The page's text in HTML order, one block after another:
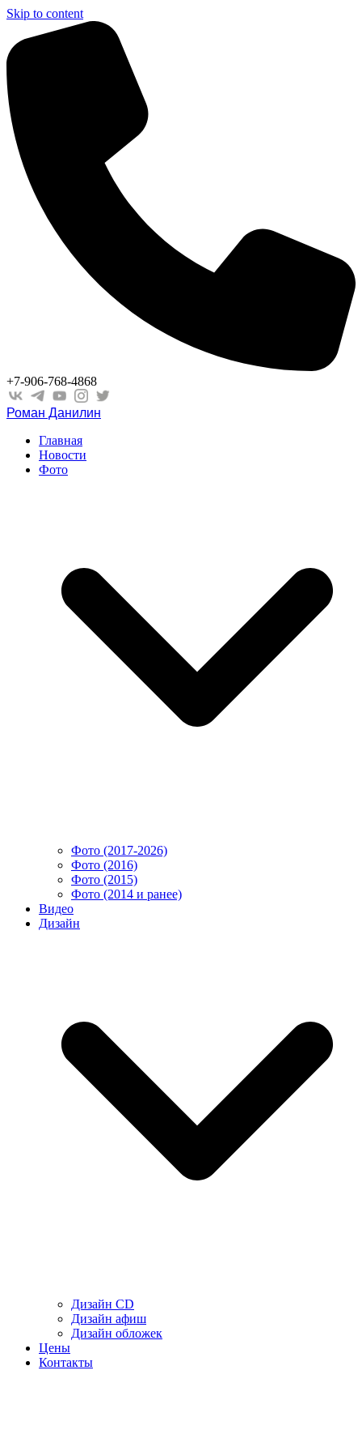
Skip to content
+7-906-768-4868
Роман Данилин
Главная
Новости
Фото
Фото (2017-2026)
Фото (2016)
Фото (2015)
Фото (2014 и ранее)
Видео
Дизайн
Дизайн CD
Дизайн афиш
Дизайн обложек
Цены
Контакты